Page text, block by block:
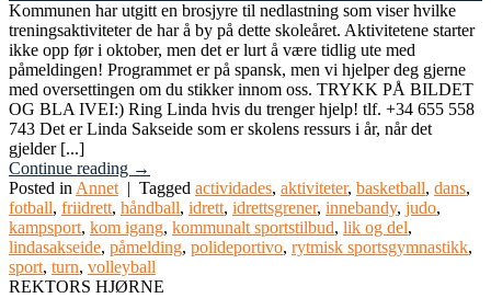
Kommunen har utgitt en brosjyre til nedlastning som viser hvilke
treningsaktiviteter de har å by på dette skoleåret. Aktivitetene starter
ikke opp før i oktober, men det er lurt å være tidlig ute med
påmeldingen! Programmet er på spansk, men vi hjelper deg gjerne
med oversettingen om du stikker innom oss. TRYKK PÅ BILDET
OG BLA IVEI:) Ring Linda hvis du trenger hjelp! tlf. +34 655 558
743 Det er Linda Sakseide som er skolens ressurs i år, når det
gjelder [...]
Continue reading →
Posted in Annet | Tagged actividades, aktiviteter, basketball, dans,
fotball, friidrett, håndball, idrett, idrettsgrener, innebandy, judo,
kampsport, kom igang, kommunalt sportstilbud, lik og del,
lindasakseide, påmelding, polideportivo, rytmisk sportsgymnastikk,
sport, turn, volleyball
REKTORS HJØRNE